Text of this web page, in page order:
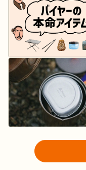
マガジン イベント